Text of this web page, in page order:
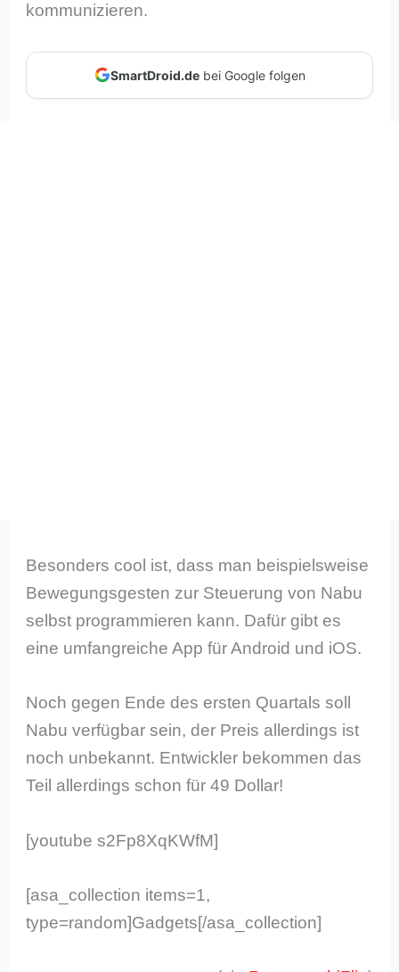
kommunizieren.
SmartDroid.debei Google folgen
Besonders cool ist, dass man beispielsweise
Bewegungsgesten zur Steuerung von Nabu
selbst programmieren kann. Dafür gibt es
eine umfangreiche App für Android und iOS.
Noch gegen Ende des ersten Quartals soll
Nabu verfügbar sein, der Preis allerdings ist
noch unbekannt. Entwickler bekommen das
Teil allerdings schon für 49 Dollar!
[youtube s2Fp8XqKWfM]
[asa_collection items=1,
type=random]Gadgets[/asa_collection]